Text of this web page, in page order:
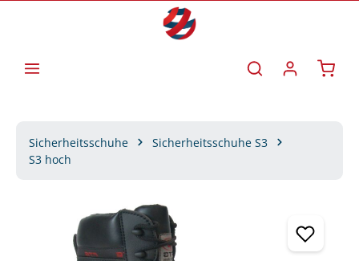
Sicherheitsschuhe
Sicherheitsschuhe S3
S3 hoch
Bildergalerie überspringen